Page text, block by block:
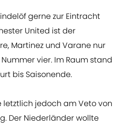
gerne zur Eintracht
United ist der
Martinez und Varane nur
vier. Im Raum stand
bis Saisonende.
letztlich jedoch am Veto von
Der Niederländer wollte